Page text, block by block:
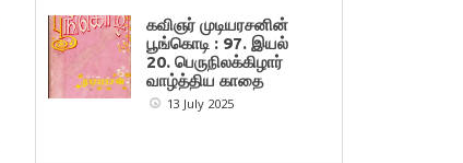
கவிஞர் முடியரசனின்
பூங்கொடி : 97. இயல்
20. பெருநிலக்கிழார்
வாழ்த்திய காதை
13 July 2025